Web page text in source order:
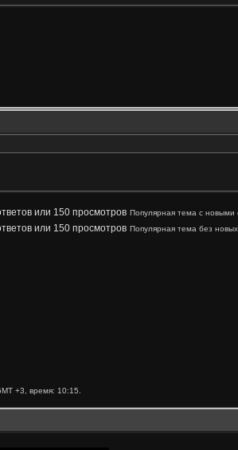
Популярная тема с новыми
Популярная тема без
+3, время: 10:15